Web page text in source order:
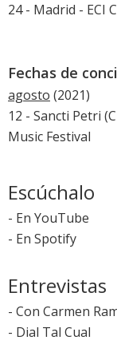
24 - Madrid - ECI
Fechas de
agosto (2021)
12 - Sancti Petri
Music Festival
Escúchalo
- En YouTube
- En Spotify
Entrevistas
- Con Carmen
- Dial Tal Cual